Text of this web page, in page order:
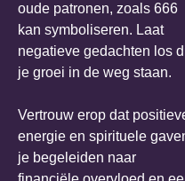
oude patronen, zoals 666
kan symboliseren. Laat
negatieve gedachten los
je groei in de weg staan.
Vertrouw erop dat
energie en spirituele
je begeleiden naar